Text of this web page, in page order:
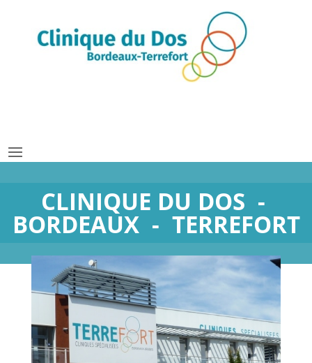
CLINIQUE DU DOS -
BORDEAUX - TERREFORT